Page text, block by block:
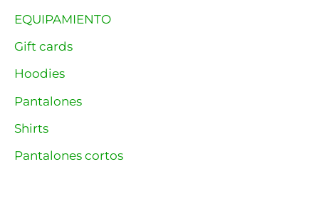
EQUIPAMIENTO
Gift cards
Hoodies
Pantalones
Shirts
Pantalones cortos